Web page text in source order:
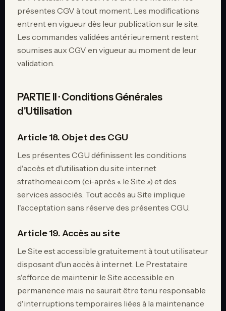
présentes CGV à tout moment. Les modifications
entrent en vigueur dès leur publication sur le site.
Les commandes validées antérieurement restent
soumises aux CGV en vigueur au moment de leur
validation.
PARTIE II · Conditions Générales
d'Utilisation
Article 18. Objet des CGU
Les présentes CGU définissent les conditions
d'accès et d'utilisation du site internet
strathomeai.com (ci-après « le Site ») et des
services associés. Tout accès au Site implique
l'acceptation sans réserve des présentes CGU.
Article 19. Accès au site
Le Site est accessible gratuitement à tout utilisateur
disposant d'un accès à internet. Le Prestataire
s'efforce de maintenir le Site accessible en
permanence mais ne saurait être tenu responsable
d'interruptions temporaires liées à la maintenance